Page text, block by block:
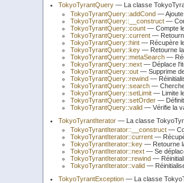
TokyoTyrantQuery — La classe
TokyoTyrantQuery::addCond — Ajoute
TokyoTyrantQuery::__construct —
TokyoTyrantQuery::count — Compte
TokyoTyrantQuery::current —
TokyoTyrantQuery::hint — Récupère
TokyoTyrantQuery::key — Retourne
TokyoTyrantQuery::metaSearch —
TokyoTyrantQuery::next — Déplace
TokyoTyrantQuery::out — Supprime
TokyoTyrantQuery::rewind —
TokyoTyrantQuery::search —
TokyoTyrantQuery::setLimit — Limite
TokyoTyrantQuery::setOrder — Définit
TokyoTyrantQuery::valid — Vérifie la
TokyoTyrantIterator — La classe
TokyoTyrantIterator::__construct —
TokyoTyrantIterator::current —
TokyoTyrantIterator::key — Retourne
TokyoTyrantIterator::next — Se
TokyoTyrantIterator::rewind —
TokyoTyrantIterator::valid —
TokyoTyrantException — La classe